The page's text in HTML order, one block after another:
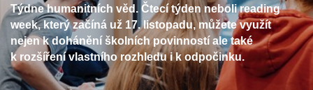
Týdne humanitních věd. Čtecí týden neboli reading
week, který začíná už 17. listopadu, můžete využít
nejen k dohánění školních povinností ale také
k rozšíření vlastního rozhledu i k odpočinku.